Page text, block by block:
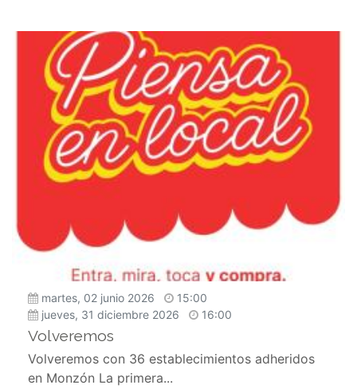
martes, 02 junio 2026
15:00
jueves, 31 diciembre 2026
16:00
Volveremos
Volveremos con 36 establecimientos adheridos
en Monzón La primera...